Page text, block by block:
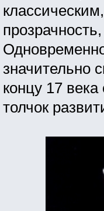
значительно
концу 17
толчок